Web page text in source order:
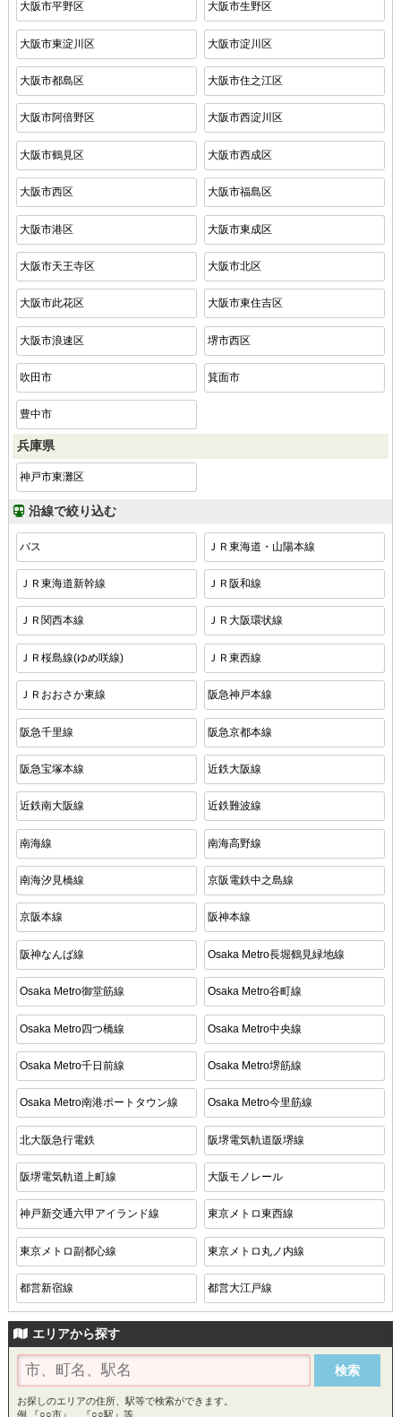
大阪市平野区 大阪市生野区
大阪市東淀川区 大阪市淀川区
大阪市都島区 大阪市住之江区
大阪市阿倍野区 大阪市西淀川区
大阪市鶴見区 大阪市西成区
大阪市西区 大阪市福島区
大阪市港区 大阪市東成区
大阪市天王寺区 大阪市北区
大阪市此花区 大阪市東住吉区
大阪市浪速区 堺市西区
吹田市 箕面市
豊中市
兵庫県
神戸市東灘区
沿線で絞り込む
バス ＪＲ東海道・山陽本線
ＪＲ東海道新幹線 ＪＲ阪和線
ＪＲ関西本線 ＪＲ大阪環状線
ＪＲ桜島線(ゆめ咲線) ＪＲ東西線
ＪＲおおさか東線 阪急神戸本線
阪急千里線 阪急京都本線
阪急宝塚本線 近鉄大阪線
近鉄南大阪線 近鉄難波線
南海線 南海高野線
南海汐見橋線 京阪電鉄中之島線
京阪本線 阪神本線
阪神なんば線 Osaka Metro長堀鶴見緑地線
Osaka Metro御堂筋線 Osaka Metro谷町線
Osaka Metro四つ橋線 Osaka Metro中央線
Osaka Metro千日前線 Osaka Metro堺筋線
Osaka Metro南港ポートタウン線 Osaka Metro今里筋線
北大阪急行電鉄 阪堺電気軌道阪堺線
阪堺電気軌道上町線 大阪モノレール
神戸新交通六甲アイランド線 東京メトロ東西線
東京メトロ副都心線 東京メトロ丸ノ内線
都営新宿線 都営大江戸線
エリアから探す
お探しのエリアの住所、駅等で検索ができます。
例 『○○市』、『○○駅』等